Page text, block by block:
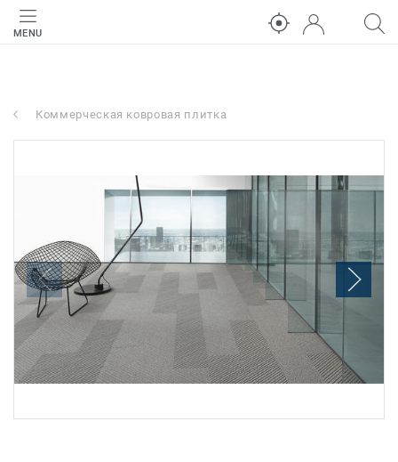
MENU
Коммерческая ковровая плитка